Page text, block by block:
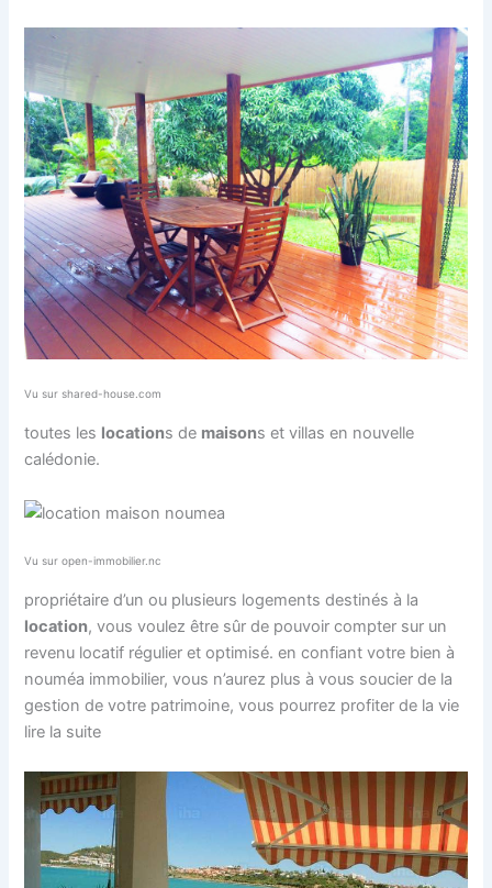
Vu sur shared-house.com
toutes les locations de maisons et villas en nouvelle
calédonie.
Vu sur open-immobilier.nc
propriétaire d’un ou plusieurs logements destinés à la
location, vous voulez être sûr de pouvoir compter sur un
revenu locatif régulier et optimisé. en confiant votre bien à
nouméa immobilier, vous n’aurez plus à vous soucier de la
gestion de votre patrimoine, vous pourrez profiter de la vie
lire la suite